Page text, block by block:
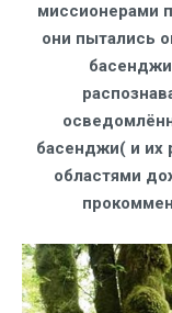
миссионерами
они пытались
басенджи( и их
областями